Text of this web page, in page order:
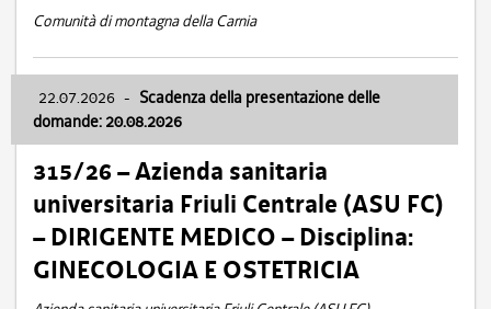
Comunità di montagna della Carnia
22.07.2026 - Scadenza della presentazione delle
domande: 20.08.2026
315/26 – Azienda sanitaria
universitaria Friuli Centrale (ASU FC)
– DIRIGENTE MEDICO – Disciplina:
GINECOLOGIA E OSTETRICIA